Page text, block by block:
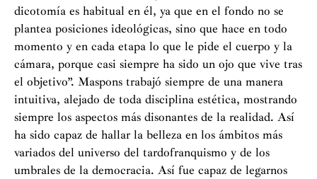
dicotomía es habitual en él, ya que en el fondo no se
plantea posiciones ideológicas, sino que hace en todo
momento y en cada etapa lo que le pide el cuerpo y la
cámara, porque casi siempre ha sido un ojo que vive tras
el objetivo”. Maspons trabajó siempre de una manera
intuitiva, alejado de toda disciplina estética, mostrando
siempre los aspectos más disonantes de la realidad. Así
ha sido capaz de hallar la belleza en los ámbitos más
variados del universo del tardofranquismo y de los
umbrales de la democracia. Así fue capaz de legarnos